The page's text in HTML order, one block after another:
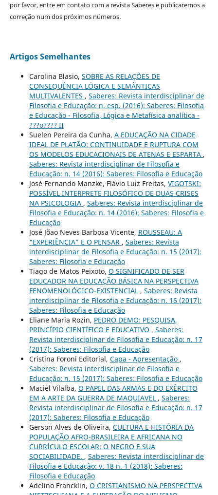
por favor, entre em contato com a revista Saberes e publicaremos a
correção num dos próximos números.
Artigos Semelhantes
Carolina Blasio, SOBRE AS RELAÇÕES DE
CONSEQUÊNCIA LÓGICA E SEMÂNTICAS
MULTIVALENTES , Saberes: Revista interdisciplinar de
Filosofia e Educação: n. esp. (2016): Saberes: Filosofia
e Educação - Filosofia, Lógica e Metafísica analítica -
???o???? II
Suelen Pereira da Cunha, A EDUCAÇÃO NA CIDADE
IDEAL DE PLATÃO: CONTINUIDADE E RUPTURA COM
OS MODELOS EDUCACIONAIS DE ATENAS E ESPARTA ,
Saberes: Revista interdisciplinar de Filosofia e
Educação: n. 14 (2016): Saberes: Filosofia e Educação
José Fernando Manzke, Flávio Luiz Freitas, VIGOTSKI:
POSSÍVEL INTERPRETE FILOSÓFICO DE DUAS CRISES
NA PSICOLOGIA , Saberes: Revista interdisciplinar de
Filosofia e Educação: n. 14 (2016): Saberes: Filosofia e
Educação
José Jõao Neves Barbosa Vicente, ROUSSEAU: A
“EXPERIÊNCIA” E O PENSAR , Saberes: Revista
interdisciplinar de Filosofia e Educação: n. 15 (2017):
Saberes: Filosofia e Educação
Tiago de Matos Peixoto, O SIGNIFICADO DE SER
EDUCADOR NA EDUCAÇÃO BÁSICA NA PERSPECTIVA
FENOMENOLÓGICO-EXISTENCIAL , Saberes: Revista
interdisciplinar de Filosofia e Educação: n. 16 (2017):
Saberes: Filosofia e Educação
Eliane Maria Rozin, PEDRO DEMO: PESQUISA,
PRINCÍPIO CIENTÍFICO E EDUCATIVO , Saberes:
Revista interdisciplinar de Filosofia e Educação: n. 17
(2017): Saberes: Filosofia e Educação
Cristina Foroni Editorial, Capa - Apresentação ,
Saberes: Revista interdisciplinar de Filosofia e
Educação: n. 15 (2017): Saberes: Filosofia e Educação
Maciel Vilalba, O PAPEL DAS ARMAS E DO EXÉRCITO
EM A ARTE DA GUERRA DE MAQUIAVEL , Saberes:
Revista interdisciplinar de Filosofia e Educação: n. 17
(2017): Saberes: Filosofia e Educação
Gerson Alves de Oliveira, CULTURA E HISTÓRIA DA
POPULAÇÃO AFRO-BRASILEIRA E AFRICANA NO
CURRÍCULO ESCOLAR: O NEGRO E SUA
SOCIABILIDADE. , Saberes: Revista interdisciplinar de
Filosofia e Educação: v. 18 n. 1 (2018): Saberes:
Filosofia e Educação
Adelino Francklin, O CRISTIANISMO NA PERSPECTIVA